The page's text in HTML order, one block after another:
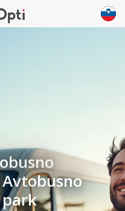
park